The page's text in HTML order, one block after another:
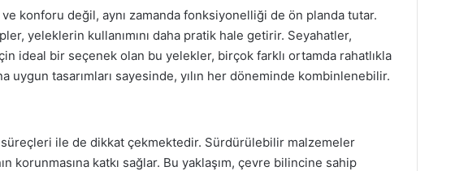
ve konforu değil, aynı zamanda fonksiyonelliği de ön planda tutar.
yeleklerin kullanımını daha pratik hale getirir. Seyahatler,
ideal bir seçenek olan bu yelekler, birçok farklı ortamda rahatlıkla
uygun tasarımları sayesinde, yılın her döneminde kombinlenebilir.
ile de dikkat çekmektedir. Sürdürülebilir malzemeler
korunmasına katkı sağlar. Bu yaklaşım, çevre bilincine sahip